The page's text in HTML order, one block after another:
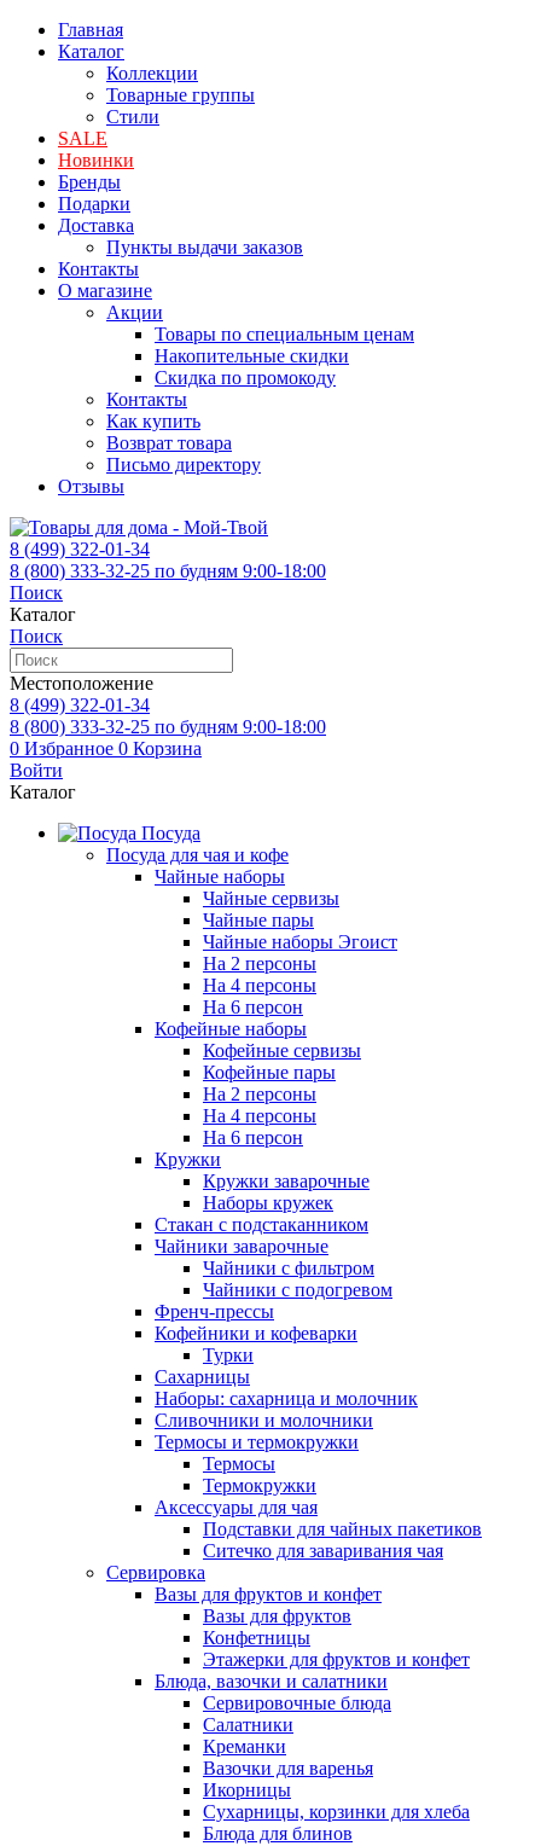
Главная
Каталог
Коллекции
Товарные группы
Стили
SALE
Новинки
Бренды
Подарки
Доставка
Пункты выдачи заказов
Контакты
О магазине
Акции
Товары по специальным ценам
Накопительные скидки
Скидка по промокоду
Контакты
Как купить
Возврат товара
Письмо директору
Отзывы
8 (499) 322-01-34
8 (800) 333-32-25 по будням 9:00-18:00
Поиск
Каталог
Поиск
Местоположение
8 (499) 322-01-34
8 (800) 333-32-25 по будням 9:00-18:00
0 Избранное 0 Корзина
Войти
Каталог
Посуда
Посуда для чая и кофе
Чайные наборы
Чайные сервизы
Чайные пары
Чайные наборы Эгоист
На 2 персоны
На 4 персоны
На 6 персон
Кофейные наборы
Кофейные сервизы
Кофейные пары
На 2 персоны
На 4 персоны
На 6 персон
Кружки
Кружки заварочные
Наборы кружек
Стакан с подстаканником
Чайники заварочные
Чайники с фильтром
Чайники с подогревом
Френч-прессы
Кофейники и кофеварки
Турки
Сахарницы
Наборы: сахарница и молочник
Сливочники и молочники
Термосы и термокружки
Термосы
Термокружки
Аксессуары для чая
Подставки для чайных пакетиков
Ситечко для заваривания чая
Сервировка
Вазы для фруктов и конфет
Вазы для фруктов
Конфетницы
Этажерки для фруктов и конфет
Блюда, вазочки и салатники
Сервировочные блюда
Салатники
Креманки
Вазочки для варенья
Икорницы
Сухарницы, корзинки для хлеба
Блюда для блинов